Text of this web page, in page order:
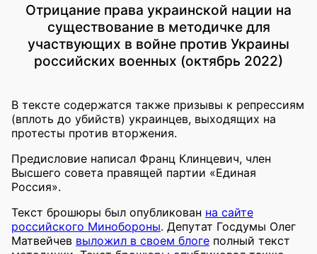
Отрицание права украинской нации на
существование в методичке для
участвующих в войне против Украины
российских военных (октябрь 2022)
В тексте содержатся также призывы к репрессиям
(вплоть до убийств) украинцев, выходящих на
протесты против вторжения.
Предисловие написал Франц Клинцевич, член
Высшего совета правящей партии «Единая
Россия».
Текст брошюры был опубликован на сайте
российского Минобороны. Депутат Госдумы Олег
Матвейчев выложил в своем блоге полный текст